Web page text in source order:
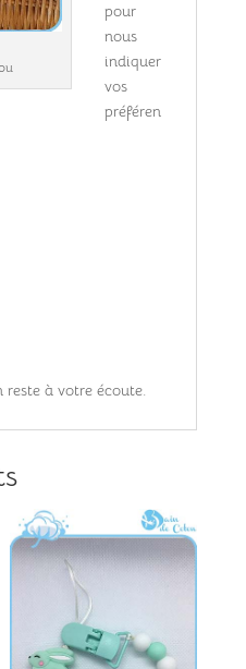
pour
nous
indiquer
vos
préféren
à votre écoute.